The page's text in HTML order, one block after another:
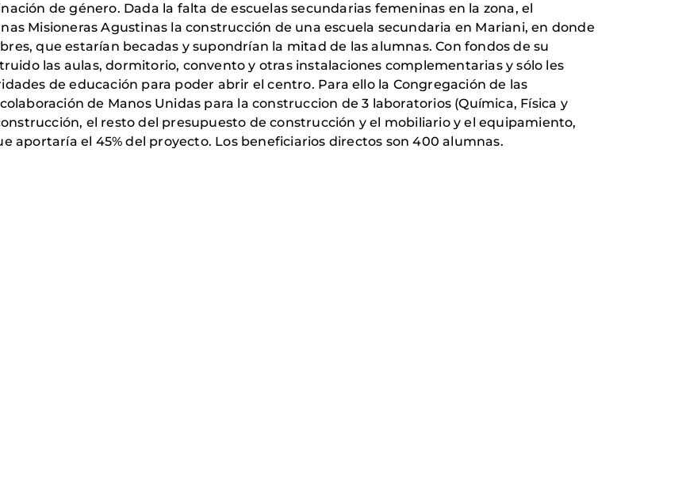
de género. Dada la falta de escuelas secundarias femeninas en la zona, el
Misioneras Agustinas la construcción de una escuela secundaria en Mariani, en donde
que estarían becadas y supondrían la mitad de las alumnas. Con fondos de su
las aulas, dormitorio, convento y otras instalaciones complementarias y sólo les
de educación para poder abrir el centro. Para ello la Congregación de las
de Manos Unidas para la construccion de 3 laboratorios (Química, Física y
el resto del presupuesto de construcción y el mobiliario y el equipamiento,
aportaría el 45% del proyecto. Los beneficiarios directos son 400 alumnas.